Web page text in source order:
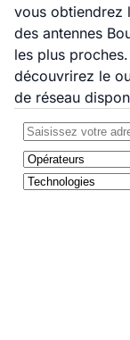
vous obtiendrez
des antennes
les plus
découvrirez le
de réseau